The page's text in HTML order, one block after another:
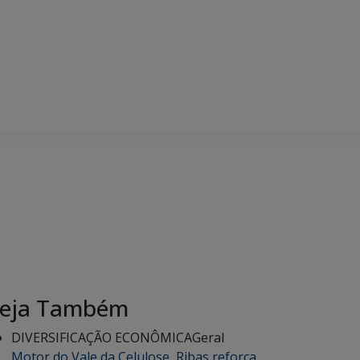
Também
DIVERSIFICAÇÃO ECONÔMICAGeral